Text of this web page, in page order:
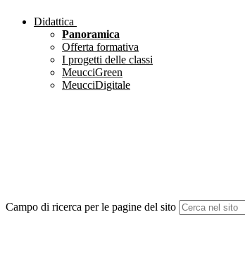
Didattica
Panoramica
Offerta formativa
I progetti delle classi
MeucciGreen
MeucciDigitale
Campo di ricerca per le pagine del sito